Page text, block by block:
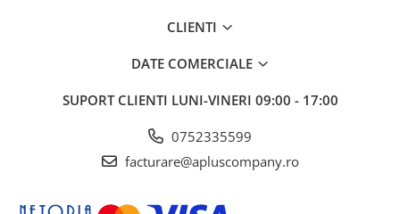
CLIENTI
DATE COMERCIALE
SUPORT CLIENTI LUNI-VINERI 09:00 - 17:00
0752335599
facturare@apluscompany.ro